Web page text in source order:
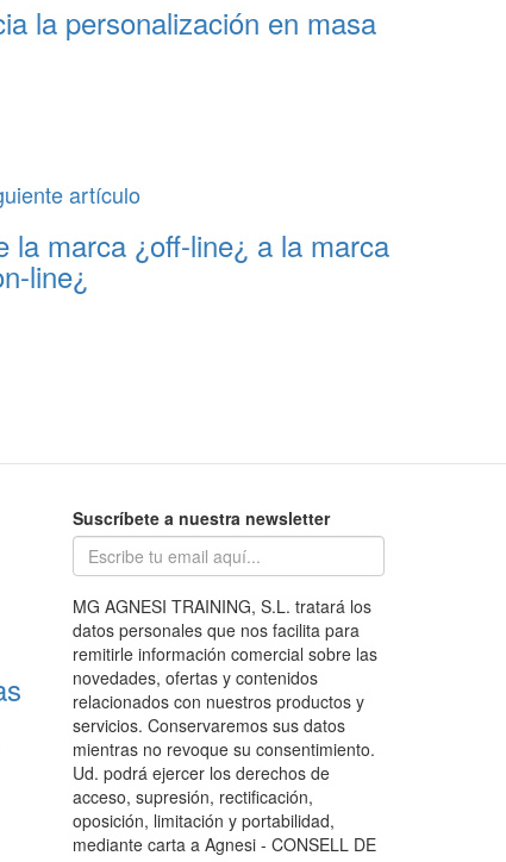
la personalización en masa
artículo
la marca ¿off-line¿ a la marca
line¿
Suscríbete a nuestra newsletter
MG AGNESI TRAINING, S.L. tratará los
datos personales que nos facilita para
remitirle información comercial sobre las
novedades, ofertas y contenidos
relacionados con nuestros productos y
servicios. Conservaremos sus datos
mientras no revoque su consentimiento.
Ud. podrá ejercer los derechos de
acceso, supresión, rectificación,
oposición, limitación y portabilidad,
mediante carta a Agnesi - CONSELL DE